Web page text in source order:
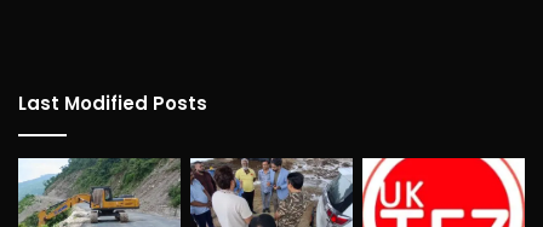
Last Modified Posts